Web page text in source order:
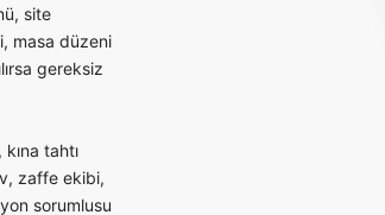
site
masa düzeni
gereksiz
tahtı
zaffe ekibi,
sorumlusu